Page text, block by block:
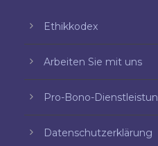
Ethikkodex
Arbeiten Sie mit uns
Pro-Bono-
Datenschutzerklärung